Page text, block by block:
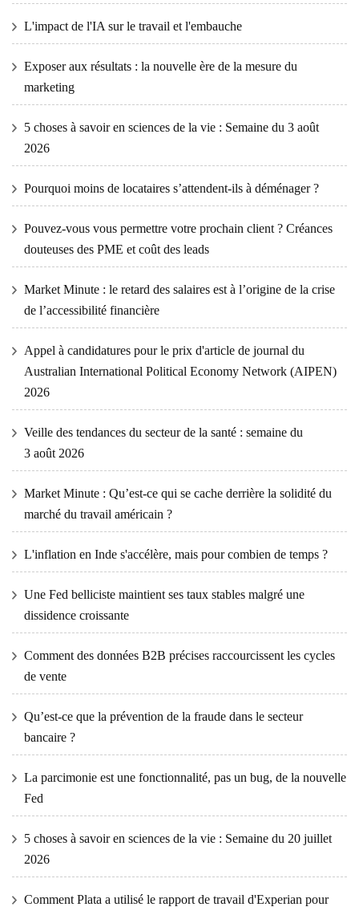
L'impact de l'IA sur le travail et l'embauche
Exposer aux résultats : la nouvelle ère de la mesure du
marketing
5 choses à savoir en sciences de la vie : Semaine du 3 août
2026
Pourquoi moins de locataires s’attendent-ils à déménager ?
Pouvez-vous vous permettre votre prochain client ? Créances
douteuses des PME et coût des leads
Market Minute : le retard des salaires est à l’origine de la crise
de l’accessibilité financière
Appel à candidatures pour le prix d'article de journal du
Australian International Political Economy Network (AIPEN)
2026
Veille des tendances du secteur de la santé : semaine du
3 août 2026
Market Minute : Qu’est-ce qui se cache derrière la solidité du
marché du travail américain ?
L'inflation en Inde s'accélère, mais pour combien de temps ?
Une Fed belliciste maintient ses taux stables malgré une
dissidence croissante
Comment des données B2B précises raccourcissent les cycles
de vente
Qu’est-ce que la prévention de la fraude dans le secteur
bancaire ?
La parcimonie est une fonctionnalité, pas un bug, de la nouvelle
Fed
5 choses à savoir en sciences de la vie : Semaine du 20 juillet
2026
Comment Plata a utilisé le rapport de travail d'Experian pour